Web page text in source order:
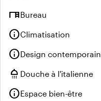
deskBureau
infoClimatisation
infoDesign contemporain
shower Douche à l'italienne
infoEspace bien-être